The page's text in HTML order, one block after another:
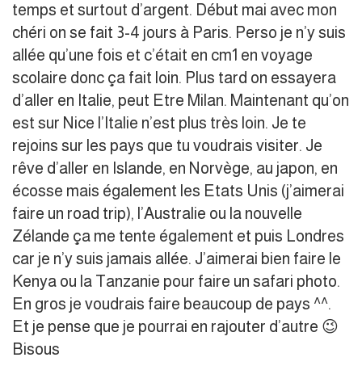
temps et surtout d’argent. Début mai avec mon
chéri on se fait 3-4 jours à Paris. Perso je n’y suis
allée qu’une fois et c’était en cm1 en voyage
scolaire donc ça fait loin. Plus tard on essayera
d’aller en Italie, peut Etre Milan. Maintenant qu’on
est sur Nice l’Italie n’est plus très loin. Je te
rejoins sur les pays que tu voudrais visiter. Je
rêve d’aller en Islande, en Norvège, au japon, en
écosse mais également les Etats Unis (j’aimerai
faire un road trip), l’Australie ou la nouvelle
Zélande ça me tente également et puis Londres
car je n’y suis jamais allée. J’aimerai bien faire le
Kenya ou la Tanzanie pour faire un safari photo.
En gros je voudrais faire beaucoup de pays ^^.
Et je pense que je pourrai en rajouter d’autre 😉
Bisous